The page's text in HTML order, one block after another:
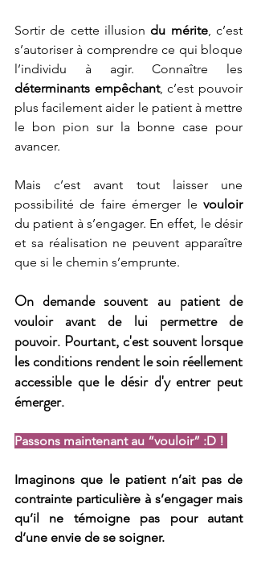
Sortir de cette illusion du mérite, c’est
s’autoriser à comprendre ce qui bloque
déterminants empêchant, c’est pouvoir
plus facilement aider le patient à mettre
le bon pion sur la bonne case pour
avancer.
Mais c’est avant tout laisser une
possibilité de faire émerger le vouloir
du patient à s’engager. En effet, le désir
et sa réalisation ne peuvent apparaître
que si le chemin s’emprunte.
On demande souvent au patient de
vouloir avant de lui permettre de
pouvoir. Pourtant, c'est souvent lorsque
les conditions rendent le soin réellement
accessible que le désir d'y entrer peut
émerger.
Passons maintenant au “vouloir” :D !
Imaginons que le patient n’ait pas de
contrainte particulière à s’engager mais
qu’il ne témoigne pas pour autant
d’une envie de se soigner.